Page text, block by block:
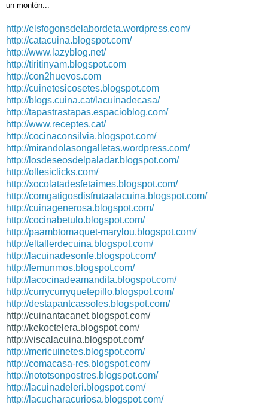
un montón...
http://elsfogonsdelabordeta.wordpress.com/
http://catacuina.blogspot.com/
http://www.lazyblog.net/
http://tiritinyam.blogspot.com
http://con2huevos.com
http://cuinetesicosetes.blogspot.com
http://blogs.cuina.cat/lacuinadecasa/
http://tapastrastapas.espacioblog.com/
http://www.receptes.cat/
http://cocinaconsilvia.blogspot.com/
http://mirandolasongalletas.wordpress.com/
http://losdeseosdelpaladar.blogspot.com/
http://ollesiclicks.com/
http://xocolatadesfetaimes.blogspot.com/
http://comgatigosdisfrutaalacuina.blogspot.com/
http://cuinagenerosa.blogspot.com/
http://cocinabetulo.blogspot.com/
http://paambtomaquet-marylou.blogspot.com/
http://eltallerdecuina.blogspot.com/
http://lacuinadesonfe.blogspot.com/
http://femunmos.blogspot.com/
http://lacocinadeamandita.blogspot.com/
http://currycurryquetepillo.blogspot.com/
http://destapantcassoles.blogspot.com/
http://cuinantacanet.blogspot.com/
http://kekoctelera.blogspot.com/
http://viscalacuina.blogspot.com/
http://mericuinetes.blogspot.com/
http://comacasa-res.blogspot.com/
http://nototsonpostres.blogspot.com/
http://lacuinadeleri.blogspot.com/
http://lacucharacuriosa.blogspot.com/